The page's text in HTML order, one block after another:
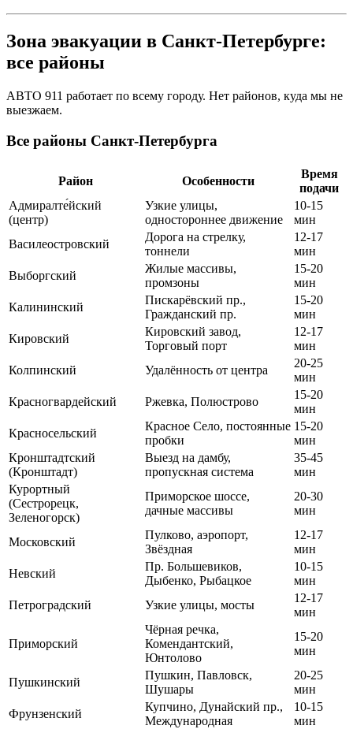
Зона эвакуации в Санкт-Петербурге:
все районы
АВТО 911 работает по всему городу. Нет районов, куда мы не
выезжаем.
Все районы Санкт-Петербурга
Район Особенности
Время
подачи
Адмиралте́йский
(центр)
Узкие улицы,
одностороннее движение
10-15
мин
Василеостровский
Дорога на стрелку,
тоннели
12-17
мин
Выборгский
Жилые массивы,
промзоны
15-20
мин
Калининский
Пискарёвский пр.,
Гражданский пр.
15-20
мин
Кировский
Кировский завод,
Торговый порт
12-17
мин
Колпинский
Удалённость от центра
20-25
мин
Красногвардейский
Ржевка, Полюстрово
15-20
мин
Красносельский
Красное Село, постоянные
пробки
15-20
мин
Кронштадтский
(Кронштадт)
Выезд на дамбу,
пропускная система
35-45
мин
Курортный
(Сестрорецк,
Зеленогорск)
Приморское шоссе,
дачные массивы
20-30
мин
Московский
Пулково, аэропорт,
Звёздная
12-17
мин
Невский
Пр. Большевиков,
Дыбенко, Рыбацкое
10-15
мин
Петроградский
Узкие улицы, мосты
12-17
мин
Приморский
Чёрная речка,
Комендантский,
Юнтолово
15-20
мин
Пушкинский
Пушкин, Павловск,
Шушары
20-25
мин
Фрунзенский
Купчино, Дунайский пр.,
Международная
10-15
мин